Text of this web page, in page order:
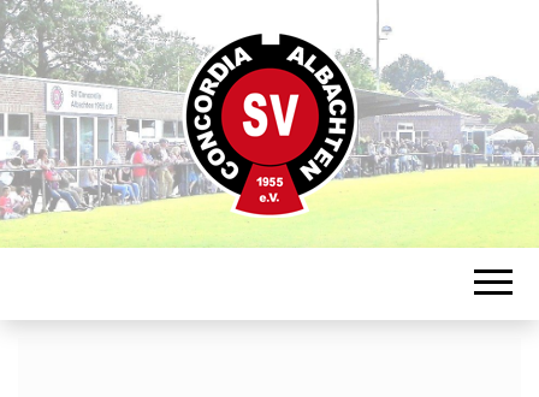
CONCORDIA
ALBACHTEN
Sportverein in Münster-Albachten